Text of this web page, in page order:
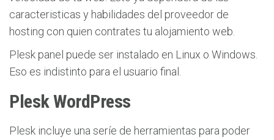
caracteristicas y habilidades del proveedor de
hosting con quien contrates tu alojamiento web.
Plesk panel puede ser instalado en Linux o Windows.
Eso es indistinto para el usuario final.
Plesk WordPress
Plesk incluye una seríe de herramientas para poder